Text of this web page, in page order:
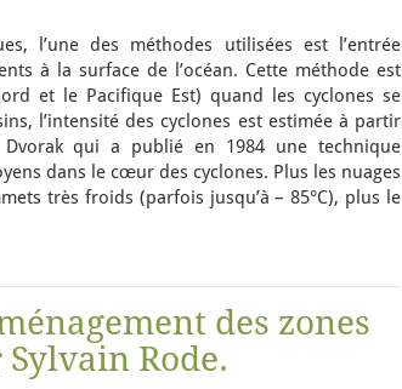
l’une des méthodes utilisées est l’entrée
à la surface de l’océan. Cette méthode est
et le Pacifique Est) quand les cyclones se
l’intensité des cyclones est estimée à partir
Dvorak qui a publié en 1984 une technique
dans le cœur des cyclones. Plus les nuages
très froids (parfois jusqu’à – 85°C), plus le
des zones
Rode.